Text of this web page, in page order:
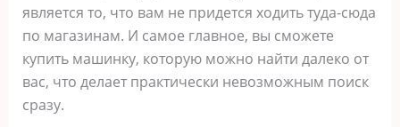
является то, что вам не придется ходить туда-сюда
по магазинам. И самое главное, вы сможете
купить машинку, которую можно найти далеко от
вас, что делает практически невозможным поиск
сразу.